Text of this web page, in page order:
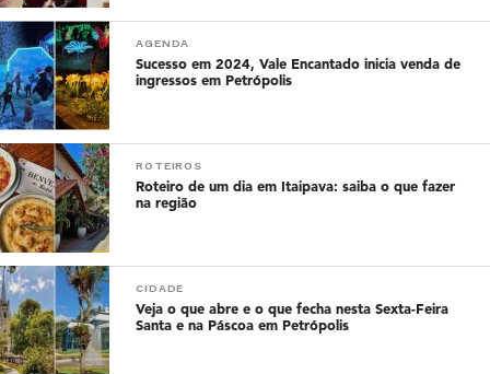
AGENDA
Sucesso em 2024, Vale Encantado inicia venda de
ingressos em Petrópolis
ROTEIROS
Roteiro de um dia em Itaipava: saiba o que fazer
na região
CIDADE
Veja o que abre e o que fecha nesta Sexta-Feira
Santa e na Páscoa em Petrópolis